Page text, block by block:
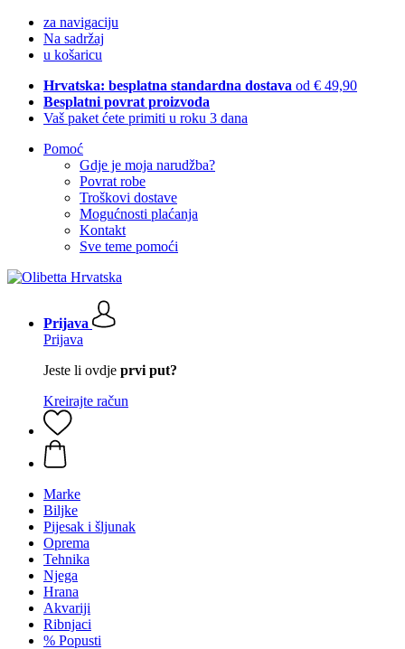
za navigaciju
Na sadržaj
u košaricu
Hrvatska: besplatna standardna dostava od € 49,90
Besplatni povrat proizvoda
Vaš paket ćete primiti u roku 3 dana
Pomoć
Gdje je moja narudžba?
Povrat robe
Troškovi dostave
Mogućnosti plaćanja
Kontakt
Sve teme pomoći
Prijava
Prijava
Jeste li ovdje prvi put?
Kreirajte račun
Marke
Biljke
Pijesak i šljunak
Oprema
Tehnika
Njega
Hrana
Akvariji
Ribnjaci
% Popusti